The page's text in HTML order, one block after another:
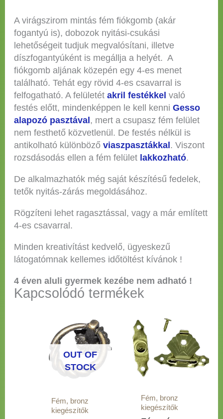
A virágszirom mintás fém fiókgomb (akár
fogantyú is), dobozok nyitási-csukási
lehetőségeit tudjuk megvalósítani, illetve
díszfogantyúként is megállja a helyét. A
fiókgomb aljának közepén egy 4-es menet
található. Tehát egy rövid 4-es csavarral is
felfogatható. A felületét akril festékkel való
festés előtt, mindenképpen le kell kenni Gesso
alapozó pasztával, mert a csupasz fém felület
nem festhető közvetlenül. De festés nélkül is
antikolható különböző viaszpasztákkal. Viszont
rozsdásodás ellen a fém felület lakkozható.
De alkalmazhatók még saját készítésű fedelek,
tetők nyitás-zárás megoldásához.
Rögzíteni lehet ragasztással, vagy a már említett
4-es csavarral.
Minden kreativítást kedvelő, ügyeskezű
látogatómnak kellemes időtöltést kívánok !
4 éven aluli gyermek kezébe nem adható !
Kapcsolódó termékek
OUT OF
STOCK
Fém, bronz
kiegészítők
Fém, bronz
kiegészítők